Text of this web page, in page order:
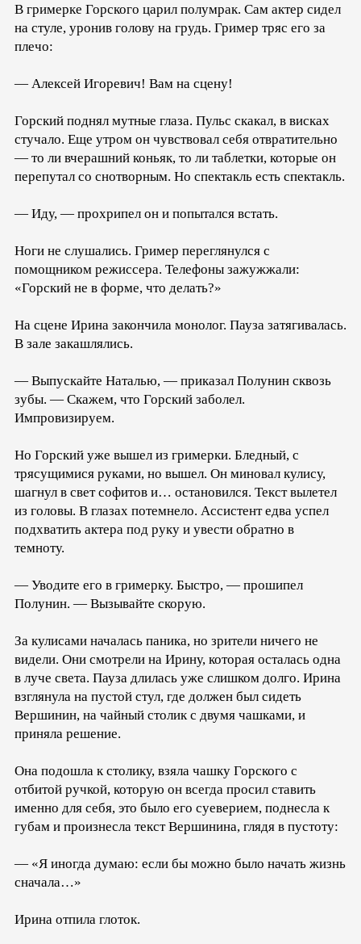
В гримерке Горского царил полумрак. Сам актер сидел
на стуле, уронив голову на грудь. Гример тряс его за
плечо:
— Алексей Игоревич! Вам на сцену!
Горский поднял мутные глаза. Пульс скакал, в висках
стучало. Еще утром он чувствовал себя отвратительно
— то ли вчерашний коньяк, то ли таблетки, которые он
перепутал со снотворным. Но спектакль есть спектакль.
— Иду, — прохрипел он и попытался встать.
Ноги не слушались. Гример переглянулся с
помощником режиссера. Телефоны зажужжали:
«Горский не в форме, что делать?»
На сцене Ирина закончила монолог. Пауза затягивалась.
В зале закашлялись.
— Выпускайте Наталью, — приказал Полунин сквозь
зубы. — Скажем, что Горский заболел.
Импровизируем.
Но Горский уже вышел из гримерки. Бледный, с
трясущимися руками, но вышел. Он миновал кулису,
шагнул в свет софитов и… остановился. Текст вылетел
из головы. В глазах потемнело. Ассистент едва успел
подхватить актера под руку и увести обратно в
темноту.
— Уводите его в гримерку. Быстро, — прошипел
Полунин. — Вызывайте скорую.
За кулисами началась паника, но зрители ничего не
видели. Они смотрели на Ирину, которая осталась одна
в луче света. Пауза длилась уже слишком долго. Ирина
взглянула на пустой стул, где должен был сидеть
Вершинин, на чайный столик с двумя чашками, и
приняла решение.
Она подошла к столику, взяла чашку Горского с
отбитой ручкой, которую он всегда просил ставить
именно для себя, это было его суеверием, поднесла к
губам и произнесла текст Вершинина, глядя в пустоту:
— «Я иногда думаю: если бы можно было начать жизнь
сначала…»
Ирина отпила глоток.